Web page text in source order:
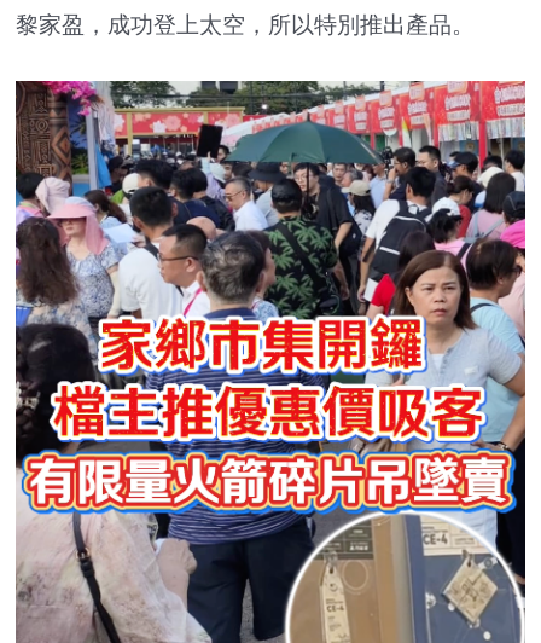
黎家盈，成功登上太空，所以特別推出產品。